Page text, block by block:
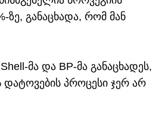
ზე, განაცხადა, რომ მან
მა და BP-მა განაცხადეს,
დატოვების პროცესი ჯერ არ